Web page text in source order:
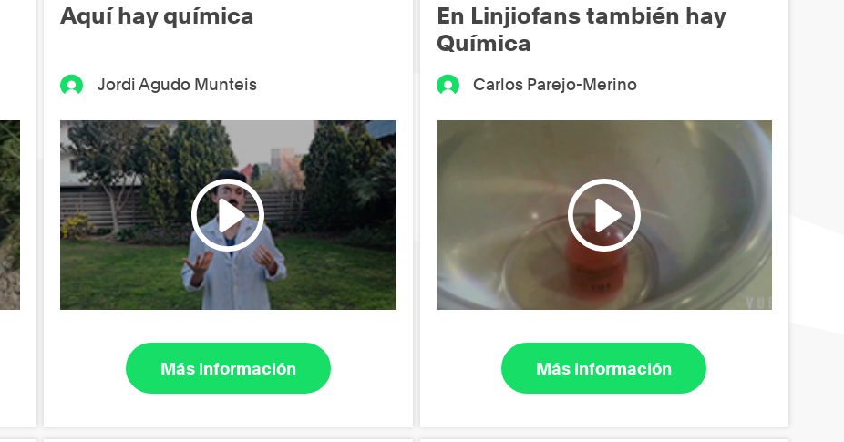
Aquí hay química
Jordi Agudo Munteis
Más información
En Linjiofans también hay
Química
Carlos Parejo-Merino
Más información